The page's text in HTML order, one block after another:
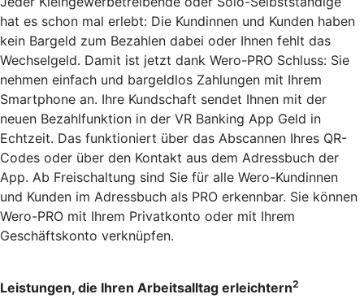
hat es schon mal erlebt: Die Kundinnen und Kunden haben
kein Bargeld zum Bezahlen dabei oder Ihnen fehlt das
Wechselgeld. Damit ist jetzt dank Wero-PRO Schluss: Sie
nehmen einfach und bargeldlos Zahlungen mit Ihrem
Smartphone an. Ihre Kundschaft sendet Ihnen mit der
neuen Bezahlfunktion in der VR Banking App Geld in
Echtzeit. Das funktioniert über das Abscannen Ihres QR-
Codes oder über den Kontakt aus dem Adressbuch der
App. Ab Freischaltung sind Sie für alle Wero-Kundinnen
und Kunden im Adressbuch als PRO erkennbar. Sie können
Wero-PRO mit Ihrem Privatkonto oder mit Ihrem
Geschäftskonto verknüpfen.
Leistungen, die Ihren Arbeitsalltag erleichtern2